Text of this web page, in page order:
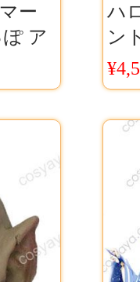
ー
ア
ー
ハ
ン
イ